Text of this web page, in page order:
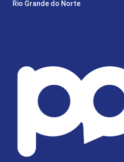
Rio Grande do Norte